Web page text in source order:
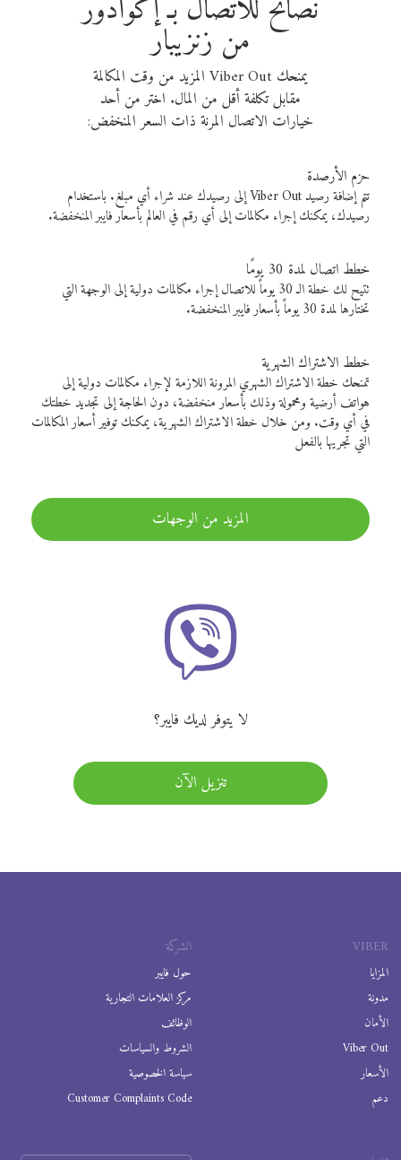
نصائح للاتصال بـ إكوادور
من زنزيبار
يمنحك Viber Out المزيد من وقت المكالمة
مقابل تكلفة أقل من المال. اختر من أحد
خيارات الاتصال المرنة ذات السعر المنخفض:
حزم الأرصدة
تتم إضافة رصيد Viber Out إلى رصيدك عند شراء أي مبلغ. باستخدام
رصيدك، يمكنك إجراء مكالمات إلى أي رقم في العالم بأسعار فايبر المنخفضة.
خطط اتصال لمدة 30 يومًا
تتيح لك خطة الـ 30 يوماً للاتصال إجراء مكالمات دولية إلى الوجهة التي
تختارها لمدة 30 يوماً بأسعار فايبر المنخفضة.
خطط الاشتراك الشهرية
تمنحك خطة الاشتراك الشهري المرونة اللازمة لإجراء مكالمات دولية إلى
هواتف أرضية ومحمولة وذلك بأسعار منخفضة، دون الحاجة إلى تجديد خطتك
في أي وقت. ومن خلال خطة الاشتراك الشهرية، يمكنك توفير أسعار المكالمات
التي تجريها بالفعل
المزيد من الوجهات
لا يتوفر لديك فايبر؟
تنزيل الآن
VIBER
المزايا
مدونة
الأمان
Viber Out
الأسعار
دعم
الشركة
حول فايبر
مركز العلامات التجارية
الوظائف
الشروط والسياسات
سياسة الخصوصية
Customer Complaints Code